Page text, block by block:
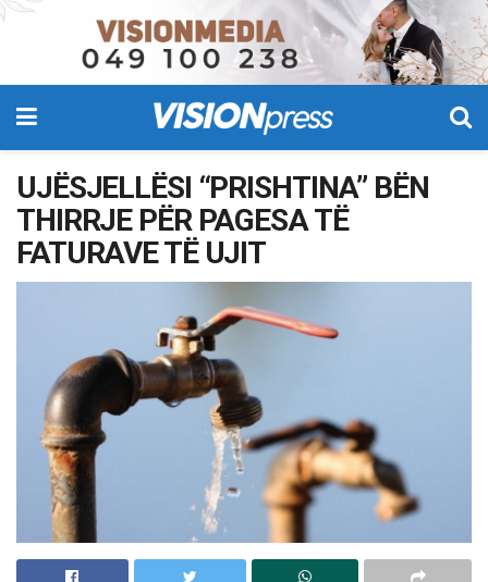
UJËSJELLËSI “PRISHTINA” BËN
THIRRJE PËR PAGESA TË
FATURAVE TË UJIT